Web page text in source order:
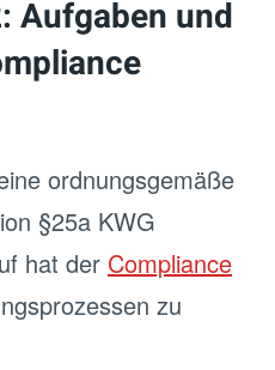
Aufgaben und
ordnungsgemäße
§25a KWG
hat der Compliance
zu